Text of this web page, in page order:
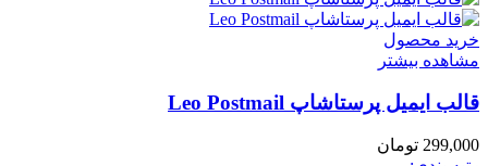
خرید محصول
مشاهده بیشتر
قالب ایمیل پرستاشاپ Leo Postmail
299,000 تومان